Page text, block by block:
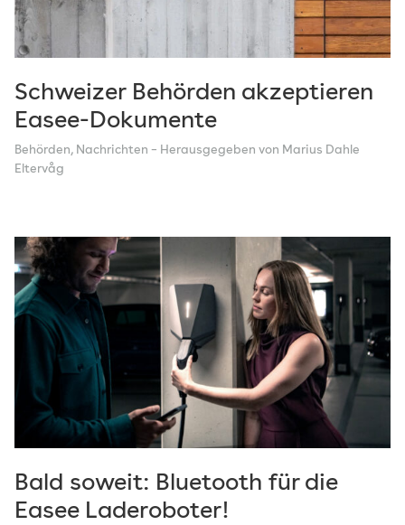
Schweizer Behörden akzeptieren
Easee-Dokumente
Behörden, Nachrichten – Herausgegeben von Marius Dahle
Eltervåg
Bald soweit: Bluetooth für die
Easee Laderoboter!